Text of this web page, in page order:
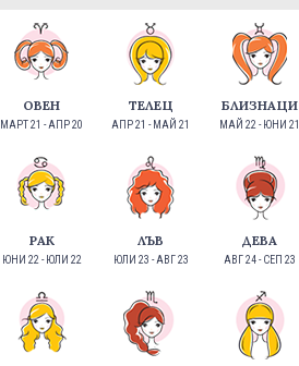
ОВЕН
МАРТ 21 - АПР 20
ТЕЛЕЦ
АПР 21 - МАЙ 21
БЛИЗНАЦИ
МАЙ 22 - ЮНИ 21
РАК
ЮНИ 22 - ЮЛИ 22
ЛЪВ
ЮЛИ 23 - АВГ 23
ДЕВА
АВГ 24 - СЕП 23